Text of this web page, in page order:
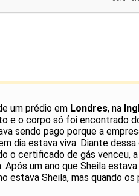
um prédio em Londres, na
e o corpo só foi encontrado
sendo pago porque a
dia estava viva. Diante
o certificado de gás
Após um ano que Sheila
estava Sheila, mas quando